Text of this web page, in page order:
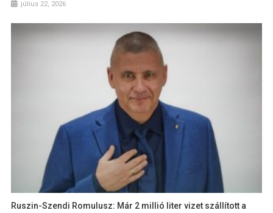
július 22, 2026
Ruszin-Szendi Romulusz: Már 2 millió liter vizet szállított a